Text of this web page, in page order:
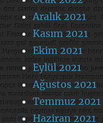
Aralık 2021
Kasım 2021
Ekim 2021
Eylül 2021
Ağustos 2021
Temmuz 2021
Haziran 2021